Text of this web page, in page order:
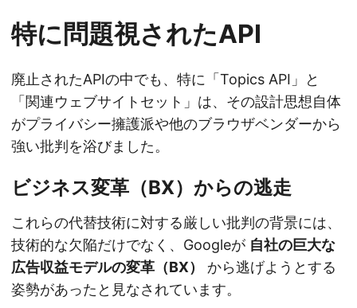
特に問題視されたAPI
廃止されたAPIの中でも、特に「Topics API」と
「関連ウェブサイトセット」は、その設計思想自体
がプライバシー擁護派や他のブラウザベンダーから
強い批判を浴びました。
ビジネス変革（BX）からの逃走
これらの代替技術に対する厳しい批判の背景には、
技術的な欠陥だけでなく、Googleが 自社の巨大な
広告収益モデルの変革（BX）
から逃げようとする
姿勢があったと見なされています。